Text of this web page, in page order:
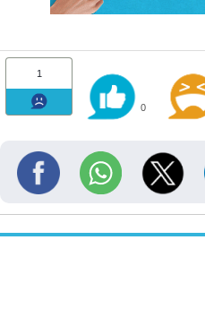
1
0